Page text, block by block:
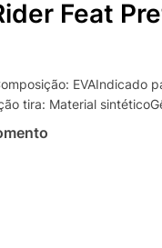
Feat
EVAIndicado
tira: Material